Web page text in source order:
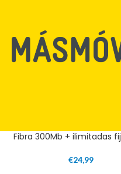
Fibra 300Mb + ilimitadas
€24,99